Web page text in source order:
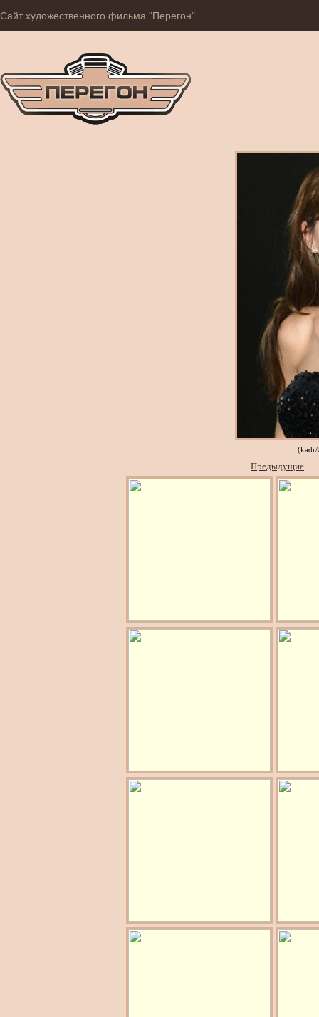
Сайт художественного фильма "Перегон"
Предыдущие